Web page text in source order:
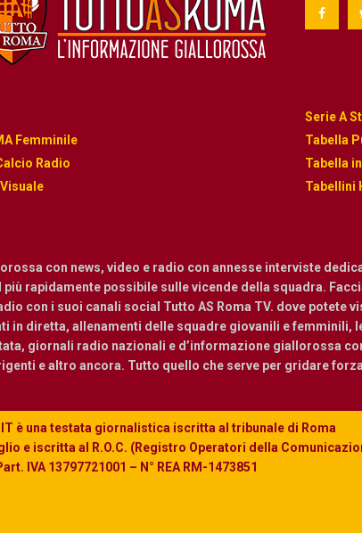
Femminile
Radio
Serie A
Tabella
Tabella
Tabellini
con news, video e radio con annesse interviste
rapidamente possibile sulle vicende della squadra.
con i suoi canali social Tutto AS Roma TV. dove potete
diretta, allenamenti delle squadre giovanili e femminili,
giornali radio nazionali e d’informazione giallorossa
e altro ancora. Tutto quello che serve per gridare
è una testata giornalistica iscritta al tribunale di Roma
e iscritta al R.O.C. (Registro Operatori della
IVA 13797721001 – N° REA RM-1473851